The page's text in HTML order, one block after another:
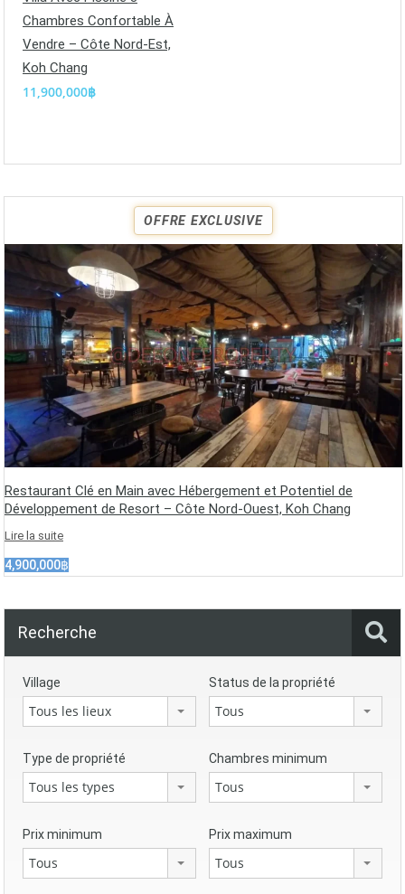
Chambres Confortable À
Vendre – Côte Nord-Est,
Koh Chang
11,900,000฿
OFFRE EXCLUSIVE
Restaurant Clé en Main avec Hébergement et Potentiel de
Développement de Resort – Côte Nord-Ouest, Koh Chang
Lire la suite
4,900,000฿
Recherche
Village
Tous les lieux
Status de la propriété
Tous
Type de propriété
Tous les types
Chambres minimum
Tous
Prix minimum
Tous
Prix maximum
Tous